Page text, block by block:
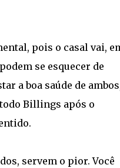
pois o casal vai,
se esquecer de
a boa saúde de
Billings após o
servem o pior. Você